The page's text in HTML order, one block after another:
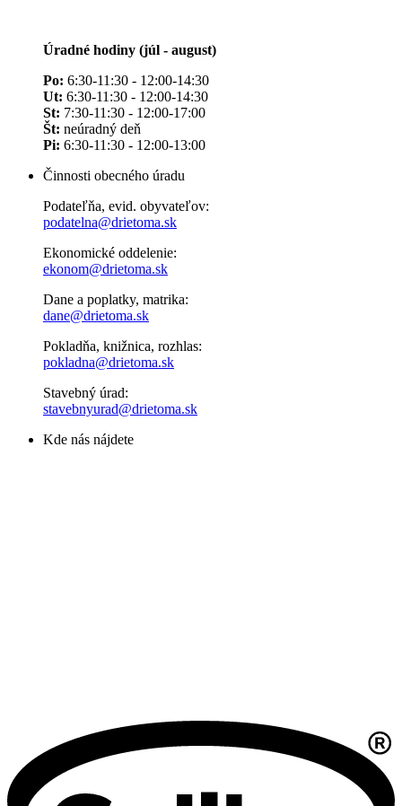
Úradné hodiny (júl - august)
Po: 6:30-11:30 - 12:00-14:30
Ut: 6:30-11:30 - 12:00-14:30
St: 7:30-11:30 - 12:00-17:00
Št: neúradný deň
Pi: 6:30-11:30 - 12:00-13:00
Činnosti obecného úradu
Podateľňa, evid. obyvateľov:
podatelna@drietoma.sk
Ekonomické oddelenie:
ekonom@drietoma.sk
Dane a poplatky, matrika:
dane@drietoma.sk
Pokladňa, knižnica, rozhlas:
pokladna@drietoma.sk
Stavebný úrad:
stavebnyurad@drietoma.sk
Kde nás nájdete